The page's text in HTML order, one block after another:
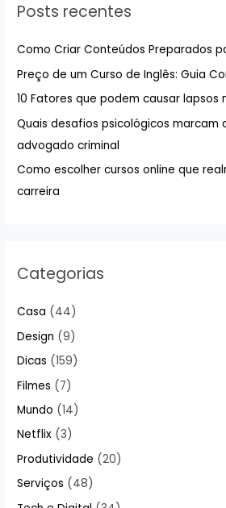
i
r
p
o
r
:
Posts recentes
Como Criar Conteúdos Preparados
Preço de um Curso de Inglês: Guia
10 Fatores que podem causar lapsos
Quais desafios psicológicos marcam
advogado criminal
Como escolher cursos online que
carreira
Categorias
Casa (44)
Design (9)
Dicas (159)
Filmes (7)
Mundo (14)
Netflix (3)
Produtividade (20)
Serviços (48)